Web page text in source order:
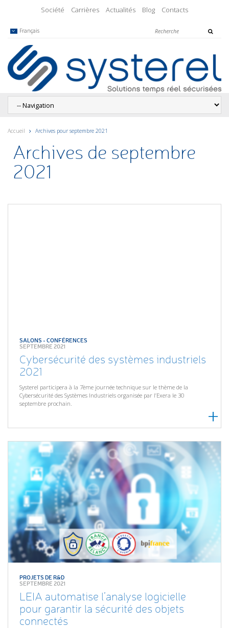
Société Carrières Actualités Blog Contacts
Français
Accueil Archives pour septembre 2021
Archives de septembre
2021
SALONS - CONFÉRENCES
SEPTEMBRE 2021
Cybersécurité des systèmes industriels
2021
Systerel participera à la 7ème journée technique sur le thème de la
Cybersécurité des Systèmes Industriels organisée par l’Exera le 30
septembre prochain.
PROJETS DE R&D
SEPTEMBRE 2021
LEIA automatise l’analyse logicielle
pour garantir la sécurité des objets
connectés